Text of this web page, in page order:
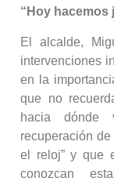
“Hoy hacemos
El alcalde,
intervenciones
en la
que no
hacia dónde
recuperación
el reloj” y que
conozcan